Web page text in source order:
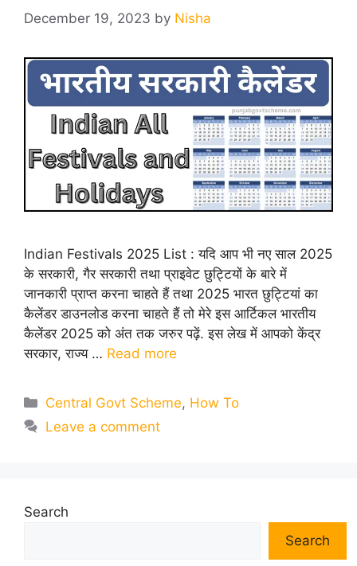
December 19, 2023 by Nisha
Indian Festivals 2025 List : यदि आप भी नए साल 2025
के सरकारी, गैर सरकारी तथा प्राइवेट छुट्टियों के बारे में
जानकारी प्राप्त करना चाहते हैं तथा 2025 भारत छुट्टियां का
कैलेंडर डाउनलोड करना चाहते हैं तो मेरे इस आर्टिकल भारतीय
कैलेंडर 2025 को अंत तक जरुर पढ़ें. इस लेख में आपको केंद्र
सरकार, राज्य … Read more
Categories
Central Govt Scheme, How To
Leave a comment
Search
Search